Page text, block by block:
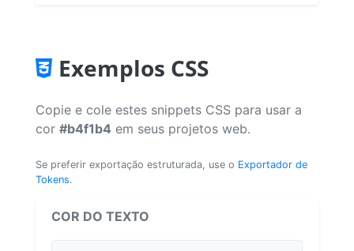
Exemplos CSS
Copie e cole estes snippets CSS para usar a
cor #b4f1b4 em seus projetos web.
Se preferir exportação estruturada, use o Exportador de
Tokens.
COR DO TEXTO